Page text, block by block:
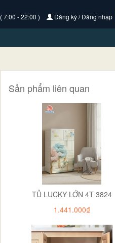
( 7:00 - 22:00 ) Đăng ký / Đăng nhập
Sản phẩm liên quan
TỦ LUCKY LỚN 4T 3824
1.441.000₫